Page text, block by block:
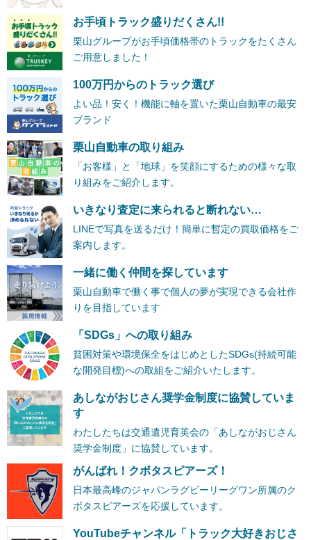
お手頃トラック盛りだくさん!!
栗山グループがお手頃価格帯のトラックをたくさん
ご用意しました！
100万円からのトラック選び
よい品！安く！機能に軸を置いた栗山自動車の最安
ブランド
栗山自動車の取り組み
「お客様」と「地球」を笑顔にするための様々な取
り組みをご紹介します。
いきなり査定に来られると断れない…
LINEで写真を送るだけ！簡単に暫定の買取価格をご
案内します。
一緒に働く仲間を探しています
栗山自動車で働く事で個人の夢が実現できる会社作
りを目指しています
「SDGs」への取り組み
貧困対策や環境保全をはじめとしたSDGs(持続可能
な開発目標)への取組をご紹介いたします。
あしながおじさん奨学金制度に協賛していま
す
わたしたちは交通遺児育英会の「あしながおじさん
奨学金制度」に協賛しています。
がんばれ！クボタスピアーズ！
日本最高峰のジャパンラグビーリーグワン所属のク
ボタスピアーズを応援しています。
YouTubeチャンネル「トラック大好きおじさ